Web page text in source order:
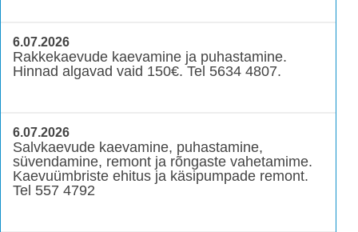
6.07.2026
Rakkekaevude kaevamine ja puhastamine.
Hinnad algavad vaid 150€. Tel 5634 4807.
6.07.2026
Salvkaevude kaevamine, puhastamine,
süvendamine, remont ja rõngaste vahetamime.
Kaevuümbriste ehitus ja käsipumpade remont.
Tel 557 4792